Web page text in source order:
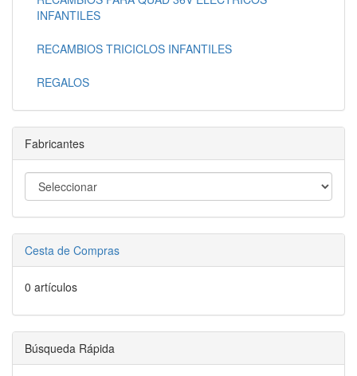
INFANTILES
RECAMBIOS TRICICLOS INFANTILES
REGALOS
Fabricantes
Cesta de Compras
0 artículos
Búsqueda Rápida